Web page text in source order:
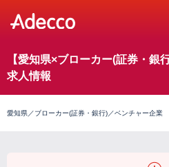
【愛知県×ブローカー(証券・銀
求人情報
愛知県／ブローカー(証券・銀行)／ベンチャー企業